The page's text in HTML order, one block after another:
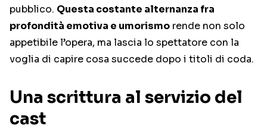
pubblico. Questa costante alternanza fra
profondità emotiva e umorismo rende non solo
appetibile l’opera, ma lascia lo spettatore con la
voglia di capire cosa succede dopo i titoli di coda.
Una scrittura al servizio del
cast